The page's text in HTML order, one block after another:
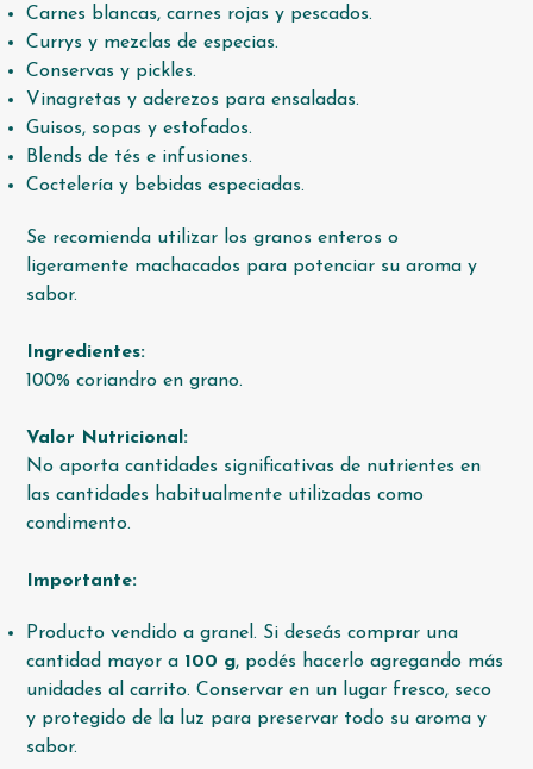
Carnes blancas, carnes rojas y pescados.
Currys y mezclas de especias.
Conservas y pickles.
Vinagretas y aderezos para ensaladas.
Guisos, sopas y estofados.
Blends de tés e infusiones.
Coctelería y bebidas especiadas.
Se recomienda utilizar los granos enteros o
ligeramente machacados para potenciar su aroma y
sabor.
Ingredientes:
100% coriandro en grano.
Valor Nutricional:
No aporta cantidades significativas de nutrientes en
las cantidades habitualmente utilizadas como
condimento.
Importante:
Producto vendido a granel. Si deseás comprar una
cantidad mayor a 100 g, podés hacerlo agregando más
unidades al carrito. Conservar en un lugar fresco, seco
y protegido de la luz para preservar todo su aroma y
sabor.